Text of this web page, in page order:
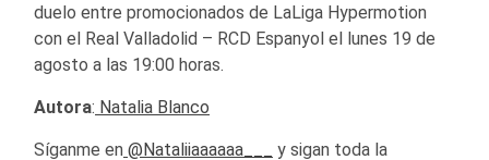
duelo entre promocionados de LaLiga Hypermotion
con el Real Valladolid – RCD Espanyol el lunes 19 de
agosto a las 19:00 horas.
Autora: Natalia Blanco
Síganme en @Nataliiaaaaaa___
y sigan toda la